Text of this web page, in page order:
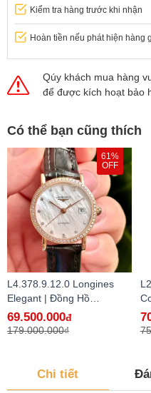
Kiểm tra hàng trước khi nhận
Hoàn tiền nếu phát hiện hàng
Qúy khách mua hàng
để được kích hoạt bảo
Có thể bạn cũng thích
61%
OFF
L4.378.9.12.0 Longines
Elegant | Đồng Hồ
Longines Chính Hãng Bán
Lẻ Tại VN - hàng lướt
69.500.000đ
179.000.000₫
Chi tiết